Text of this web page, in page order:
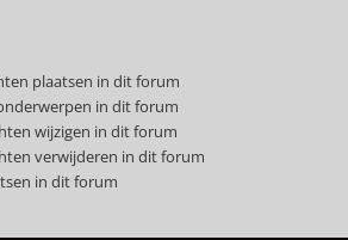
plaatsen in dit forum
in dit forum
wijzigen in dit forum
verwijderen in dit forum
in dit forum